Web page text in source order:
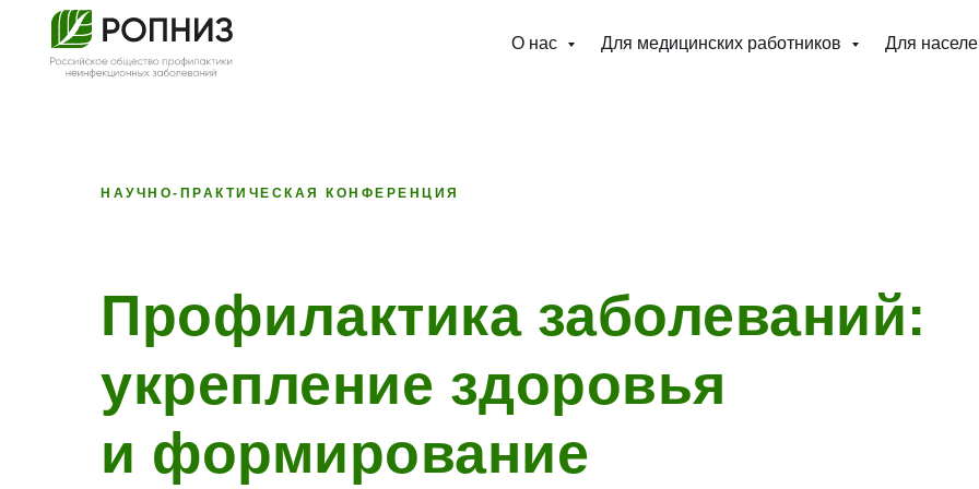
О нас Для медицинских работников Для
НАУЧНО-ПРАКТИЧЕСКАЯ КОНФЕРЕНЦИЯ
Профилактика заболеваний:
укрепление здоровья
и формирование